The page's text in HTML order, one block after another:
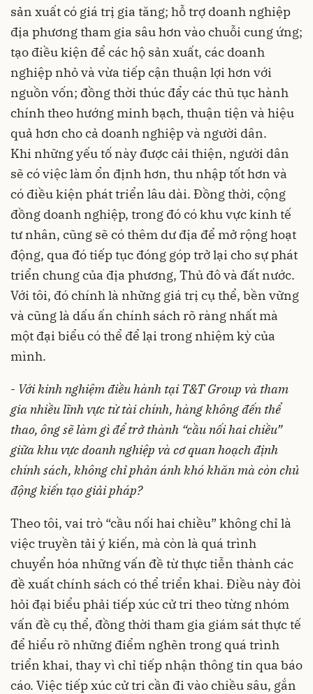
sản xuất có giá trị gia tăng; hỗ trợ doanh nghiệp
địa phương tham gia sâu hơn vào chuỗi cung ứng;
tạo điều kiện để các hộ sản xuất, các doanh
nghiệp nhỏ và vừa tiếp cận thuận lợi hơn với
nguồn vốn; đồng thời thúc đẩy các thủ tục hành
chính theo hướng minh bạch, thuận tiện và hiệu
quả hơn cho cả doanh nghiệp và người dân.
Khi những yếu tố này được cải thiện, người dân
sẽ có việc làm ổn định hơn, thu nhập tốt hơn và
có điều kiện phát triển lâu dài. Đồng thời, cộng
đồng doanh nghiệp, trong đó có khu vực kinh tế
tư nhân, cũng sẽ có thêm dư địa để mở rộng hoạt
động, qua đó tiếp tục đóng góp trở lại cho sự phát
triển chung của địa phương, Thủ đô và đất nước.
Với tôi, đó chính là những giá trị cụ thể, bền vững
và cũng là dấu ấn chính sách rõ ràng nhất mà
một đại biểu có thể để lại trong nhiệm kỳ của
mình.
- Với kinh nghiệm điều hành tại T&T Group và tham
gia nhiều lĩnh vực từ tài chính, hàng không đến thể
thao, ông sẽ làm gì để trở thành “cầu nối hai chiều”
giữa khu vực doanh nghiệp và cơ quan hoạch định
chính sách, không chỉ phản ánh khó khăn mà còn chủ
động kiến tạo giải pháp?
Theo tôi, vai trò “cầu nối hai chiều” không chỉ là
việc truyền tải ý kiến, mà còn là quá trình
chuyển hóa những vấn đề từ thực tiễn thành các
đề xuất chính sách có thể triển khai. Điều này đòi
hỏi đại biểu phải tiếp xúc cử tri theo từng nhóm
vấn đề cụ thể, đồng thời tham gia giám sát thực tế
để hiểu rõ những điểm nghẽn trong quá trình
triển khai, thay vì chỉ tiếp nhận thông tin qua báo
cáo. Việc tiếp xúc cử tri cần đi vào chiều sâu, gắn